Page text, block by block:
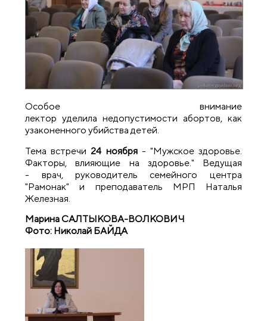
Особое внимание
лектор уделила недопустимости абортов, как
узаконенного убийства детей.
Тема встречи 24 ноября- "Мужское здоровье.
Факторы, влияющие на здоровье." Ведущая
- врач, руководитель семейного центра
"Рамонак" и преподаватель МРП Наталья
Железная.
Марина САЛТЫКОВА-ВОЛКОВИЧ
Фото: Николай БАЙДА